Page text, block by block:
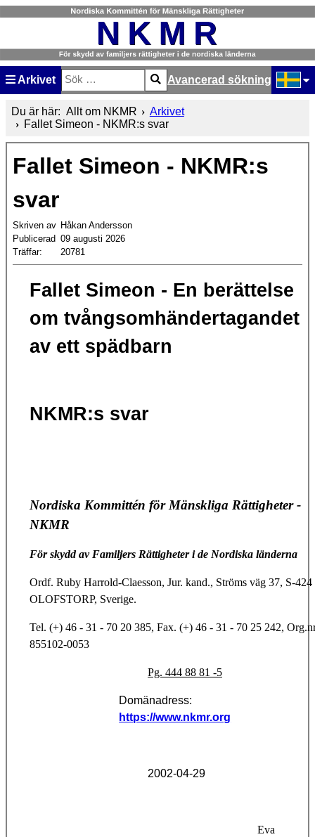
Arkivet
Sök
Type 2 or more characters for results.
Avancerad sökning
Du är här: Allt om NKMR
Arkivet
Fallet Simeon - NKMR:s svar
Fallet Simeon - NKMR:s
svar
Skriven av Håkan Andersson
Publicerad 09 augusti 2026
Träffar:
20781
Fallet Simeon - En berättelse
om tvångsomhändertagandet
av ett spädbarn
NKMR:s svar
Nordiska Kommittén för Mänskliga Rättigheter -
NKMR
För skydd av Familjers Rättigheter i de Nordiska länderna
Ordf. Ruby Harrold-Claesson, Jur. kand., Ströms väg 37, S-424
OLOFSTORP, Sverige.
Tel. (+) 46 - 31 - 70 20 385, Fax. (+) 46 - 31 - 70 25 242,
855102-0053
Pg. 444 88 81 -5
Domänadress:
https://www.nkmr.org
2002-04-29
Eva